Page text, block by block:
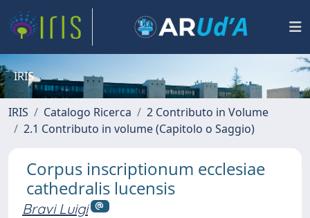
IRIS
IRIS Catalogo Ricerca
2 Contributo in Volume
2.1 Contributo in volume (Capitolo o Saggio)
Corpus inscriptionum ecclesiae
cathedralis lucensis
Bravi Luigi